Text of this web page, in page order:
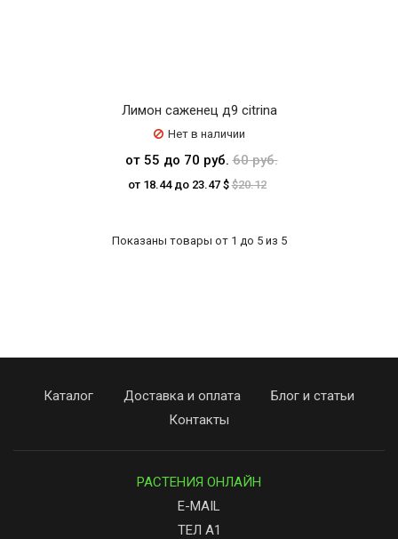
Лимон саженец д9 citrina
Нет в наличии
от 55 до 70 руб.60 руб.
от 18.44 до 23.47 $$20.12
Показаны товары от 1 до 5 из 5
Каталог Доставка и оплата
Блог и статьи
Контакты
РАСТЕНИЯ ОНЛАЙН
E-MAIL
ТЕЛ А1